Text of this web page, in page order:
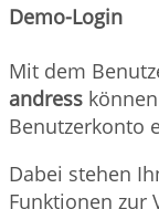
Demo-Login
Mit dem
andress
Benutzerkonto
Dabei stehen
Funktionen zur